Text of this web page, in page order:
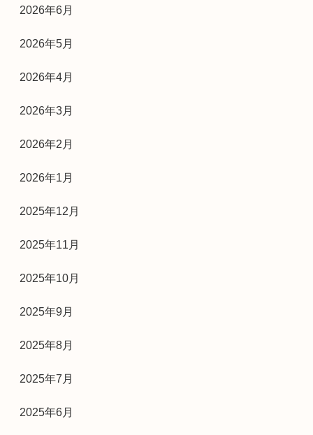
2026年6月
2026年5月
2026年4月
2026年3月
2026年2月
2026年1月
2025年12月
2025年11月
2025年10月
2025年9月
2025年8月
2025年7月
2025年6月